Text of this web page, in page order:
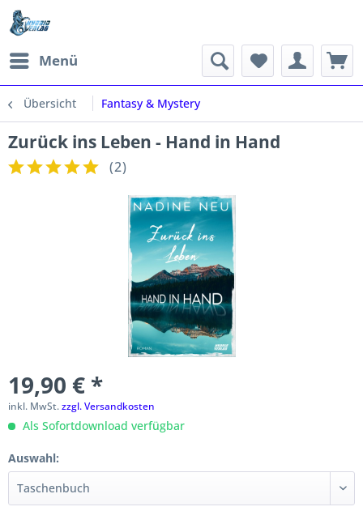
Menü
Übersicht Fantasy & Mystery
Zurück ins Leben - Hand in Hand
(2)
19,90 € *
inkl. MwSt.zzgl. Versandkosten
Als Sofortdownload verfügbar
Auswahl: